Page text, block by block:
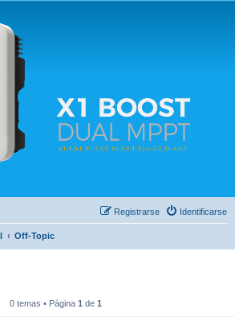
inversores solares Solax y temas relacionados.
Identificarse
Registrarse
Off-Topic
0 temas • Página 1 de 1